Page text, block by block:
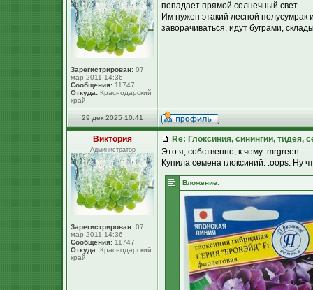
Зарегистрирован: 07
мар 2011 14:36
Сообщения: 11747
Откуда: Краснодарский
край
попадает прямой солнечный свет.
Им нужен этакий лесной полусумрак
заворачиваться, идут буграми,
29 дек 2025 10:41
Виктория
Администратор
Зарегистрирован: 07
мар 2011 14:36
Сообщения: 11747
Откуда: Краснодарский
край
Re: Глоксиния, синингии, тидея,
Это я, собственно, к чему :mrgreen:
Купила семена глоксиний. :oops: Ну
Вложение: